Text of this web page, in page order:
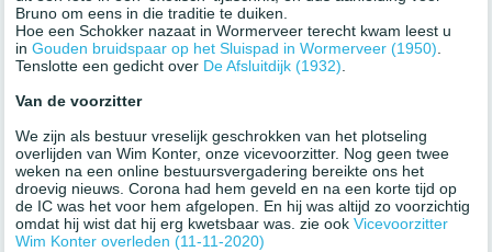
Bruno om eens in die traditie te duiken.
Hoe een Schokker nazaat in Wormerveer terecht kwam leest u
inGouden bruidspaar op het Sluispad in Wormerveer (1950).
Tenslotte een gedicht over De Afsluitdijk (1932).
Van de voorzitter
We zijn als bestuur vreselijk geschrokken van het plotseling
overlijden van Wim Konter, onze vicevoorzitter. Nog geen twee
weken na een online bestuursvergadering bereikte ons het
droevig nieuws. Corona had hem geveld en na een korte tijd op
de IC was het voor hem afgelopen. En hij was altijd zo voorzichtig
omdat hij wist dat hij erg kwetsbaar was. zie ookVicevoorzitter
Wim Konter overleden (11-11-2020)